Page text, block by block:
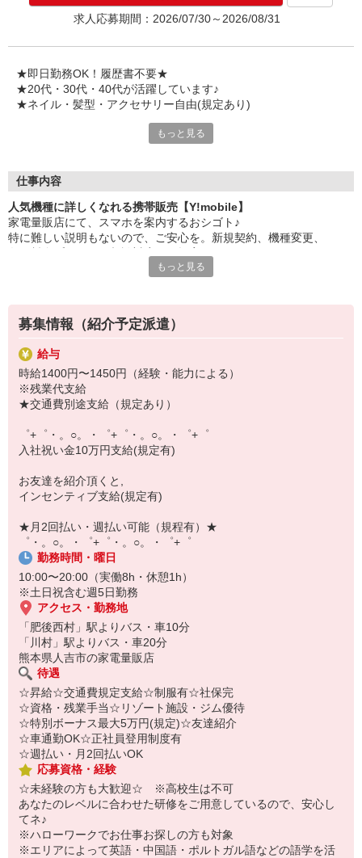
インセンティブ支給(規定有)
゜・。○。・゜+゜・。○。・゜+゜
求人応募期間：2026/07/30～2026/08/31
★即日勤務OK！履歴書不要★
★20代・30代・40代が活躍しています♪
★ネイル・髪型・アクセサリー自由(規定あり)
シエロのスタッフは9割が未経験スタート。
ずっと先まで役に立ちます！
丁寧な研修もあるので、
みなさんから働きやすいと好評です♪
最新アプリ事情やお得なプラン、
スマホの裏ワザを学べるチャンス♪
￣￣￣￣￣￣￣￣￣￣￣
▼オフィスワーク
事務、経理、データ入力、コールセンター、受付
▼工場・製造・軽作業系
機械/食品製造・梱包・仕分け・加工・組立・検査
▼美容系
眉毛サロンのアイブロウ・ネイリスト・エステ
▼営業・販売
法人営業・アパレル販売・個別指導塾・人材紹介
▼人気案件も多数♪
短期・期間限定・オープニング・官公庁案件
上場/優良/大手企業など
【スマホ面接実施中】
￣￣￣￣￣￣￣￣￣
自宅に居ながらスマホでカンタン面接OK！
オンライン面談なのでスピード対応。
もっと見る
仕事内容
人気機種に詳しくなれる携帯販売【Y!mobile】
家電量販店にて、スマホを案内するおシゴト♪
特に難しい説明もないので、ご安心を。新規契約、機種変更、
満足度◎
■携帯やインターネット販売業務
docomo(ドコモ)/au(エーユー)・KDDI/softbank(ソフトバンク)など
の大手キャリアから
ワイモバイル(Y!mobille)、楽天モバイル、UQなど格安スマホまで幅
広く紹介可能♪
もっと見る
募集情報（紹介予定派遣）
給与
時給1400円〜1450円（経験・能力による）
※残業代支給
★交通費別途支給（規定あり）
゜+゜・。○。・゜+゜・。○。・゜+゜
入社祝い金10万円支給(規定有)
お友達を紹介頂くと,
インセンティブ支給(規定有)
★月2回払い・週払い可能（規程有）★
゜・。○。・゜+゜・。○。・゜+゜
勤務時間・曜日
10:00〜20:00（実働8h・休憩1h）
※土日祝含む週5日勤務
アクセス・勤務地
「肥後西村」駅よりバス・車10分
「川村」駅よりバス・車20分
熊本県人吉市の家電量販店
待遇
☆昇給☆交通費規定支給☆制服有☆社保完
☆資格・残業手当☆リゾート施設・ジム優待
☆特別ボーナス最大5万円(規定)☆友達紹介
☆車通勤OK☆正社員登用制度有
☆週払い・月2回払いOK
応募資格・経験
☆未経験の方も大歓迎☆ ※高校生は不可
あなたのレベルに合わせた研修をご用意しているので、安心し
てネ♪
※ハローワークでお仕事お探しの方も対象
※エリアによって英語・中国語・ポルトガル語などの語学を活